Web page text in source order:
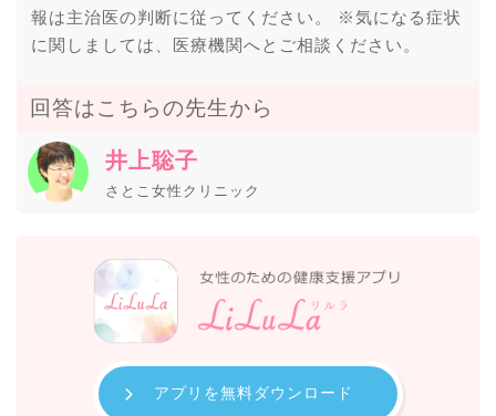
報は主治医の判断に従ってください。 ※気になる症状
に関しましては、医療機関へとご相談ください。
回答はこちらの先生から
井上聡子
さとこ女性クリニック
アプリを無料ダウンロード